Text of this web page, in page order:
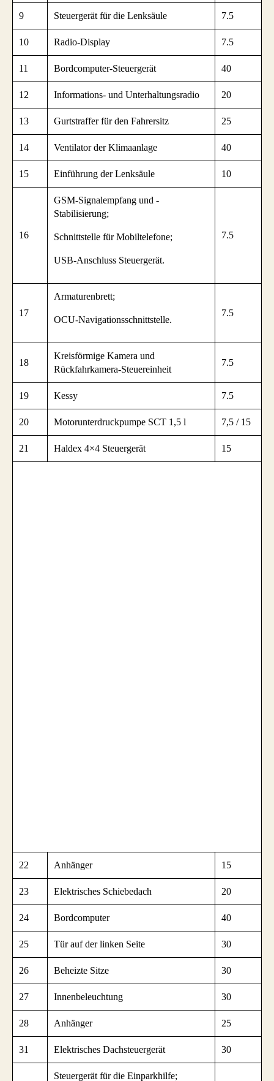
9 Steuergerät für die Lenksäule 7.5
10 Radio-Display 7.5
11 Bordcomputer-Steuergerät 40
12 Informations- und Unterhaltungsradio 20
13 Gurtstraffer für den Fahrersitz 25
14 Ventilator der Klimaanlage 40
15 Einführung der Lenksäule 10
16
GSM-Signalempfang und -
Stabilisierung;
Schnittstelle für Mobiltelefone;
USB-Anschluss Steuergerät.
7.5
17
Armaturenbrett;
OCU-Navigationsschnittstelle.
7.5
18
Kreisförmige Kamera und
Rückfahrkamera-Steuereinheit
7.5
19 Kessy 7.5
20 Motorunterdruckpumpe SCT 1,5 l 7,5 / 15
21 Haldex 4×4 Steuergerät 15
22 Anhänger 15
23 Elektrisches Schiebedach 20
24 Bordcomputer 40
25 Tür auf der linken Seite 30
26 Beheizte Sitze 30
27 Innenbeleuchtung 30
28 Anhänger 25
31 Elektrisches Dachsteuergerät 30
Steuergerät für die Einparkhilfe;